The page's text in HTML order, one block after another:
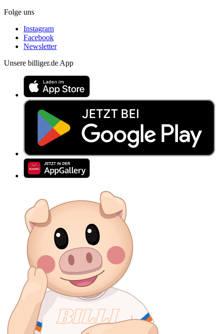
Folge uns
Instagram
Facebook
Newsletter
Unsere billiger.de App